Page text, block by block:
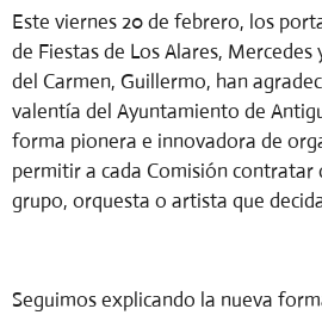
Este viernes 20 de febrero, los
de Fiestas de Los Alares, Mercedes
del Carmen, Guillermo, han
valentía del Ayuntamiento de
forma pionera e innovadora de
permitir a cada Comisión contratar
grupo, orquesta o artista que
Seguimos explicando la nueva